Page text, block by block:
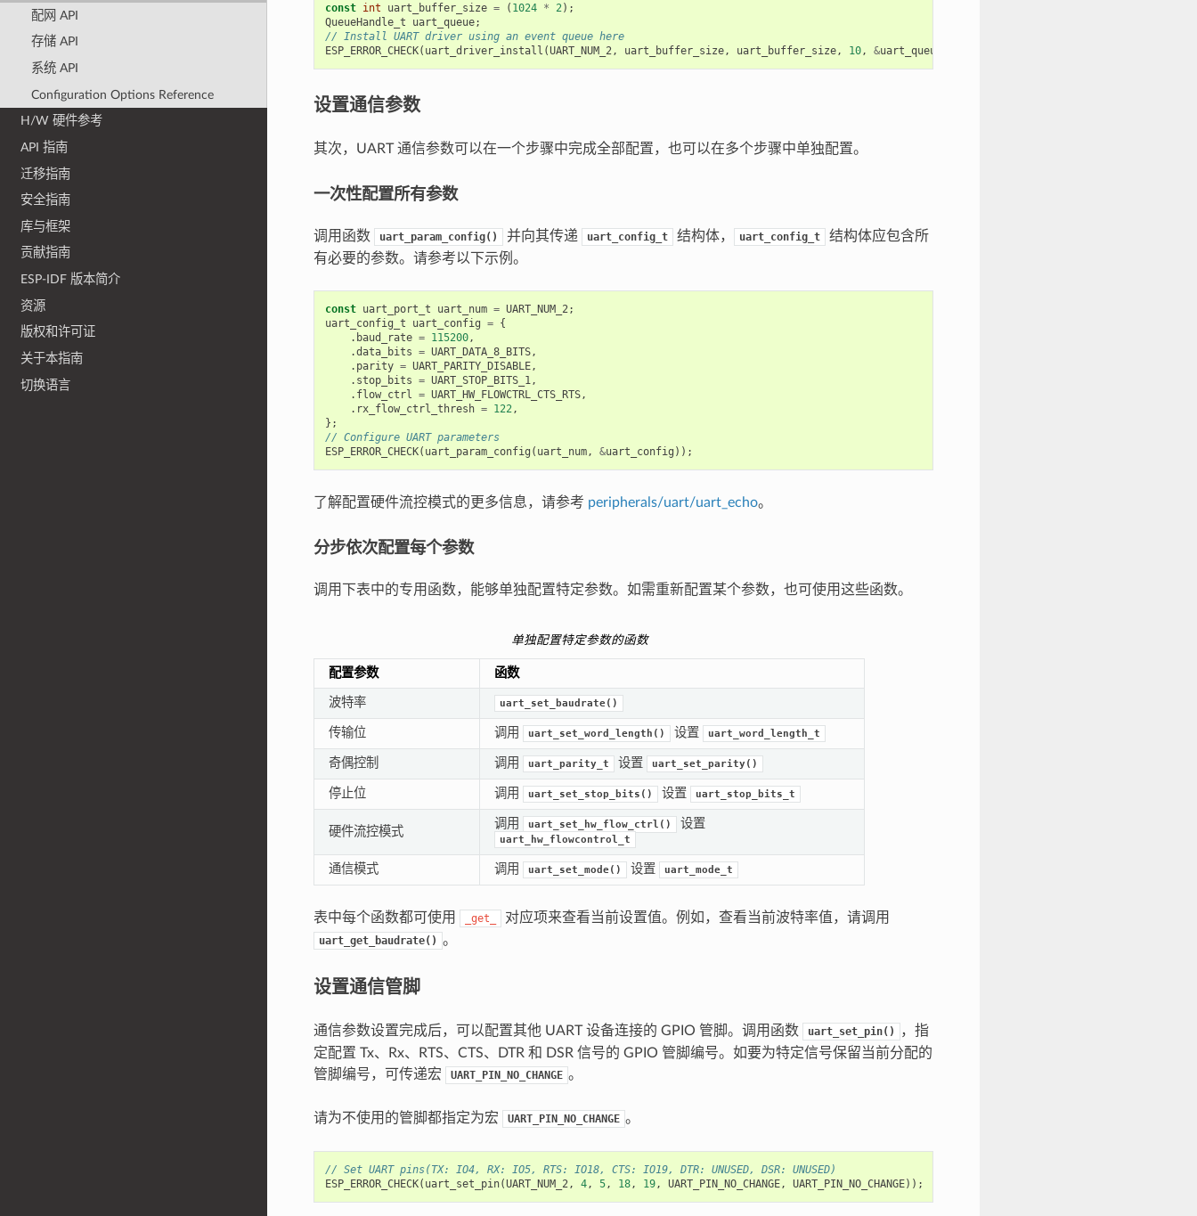
配网 API
存储 API
系统 API
Configuration Options Reference
H/W 硬件参考
API 指南
迁移指南
安全指南
库与框架
贡献指南
ESP-IDF 版本简介
资源
版权和许可证
关于本指南
切换语言
const int uart_buffer_size = ( 1024 * 2);
QueueHandle_t
uart_queue;
// Install UART driver using an event queue here
ESP_ERROR_CHECK( uart_driver_install (UART_NUM_2, uart_buffer_size, uart_buffer_size, 10, &uart_queue
设置通信参数
其次，UART 通信参数可以在一个步骤中完成全部配置，也可以在多个步骤中单独配置。
一次性配置所有参数
调用函数 uart_param_config() 并向其传递 uart_config_t 结构体， uart_config_t
结构体应包含所
有必要的参数。请参考以下示例。
const uart_port_t uart_num = UART_NUM_2;
uart_config_t
uart_config = {
. baud_rate = 115200,
.data_bits = UART_DATA_8_BITS,
. parity = UART_PARITY_DISABLE,
. stop_bits = UART_STOP_BITS_1,
. flow_ctrl = UART_HW_FLOWCTRL_CTS_RTS,
. rx_flow_ctrl_thresh = 122,
};
// Configure UART parameters
ESP_ERROR_CHECK( uart_param_config ( uart_num, &uart_config ));
了解配置硬件流控模式的更多信息，请参考 peripherals/uart/uart_echo。
分步依次配置每个参数
调用下表中的专用函数，能够单独配置特定参数。如需重新配置某个参数，也可使用这些函数。
单独配置特定参数的函数
配置参数 函数
波特率 uart_set_baudrate()
传输位 调用 uart_set_word_length() 设置 uart_word_length_t
奇偶控制 调用 uart_parity_t 设置 uart_set_parity()
停止位 调用 uart_set_stop_bits() 设置 uart_stop_bits_t
硬件流控模式
调用 uart_set_hw_flow_ctrl() 设置
uart_hw_flowcontrol_t
通信模式 调用 uart_set_mode() 设置 uart_mode_t
表中每个函数都可使用 _get_ 对应项来查看当前设置值。例如，查看当前波特率值，请调用
uart_get_baudrate() 。
设置通信管脚
通信参数设置完成后，可以配置其他 UART 设备连接的 GPIO 管脚。调用函数 uart_set_pin()
，指
定配置 Tx、Rx、RTS、CTS、DTR 和 DSR 信号的 GPIO 管脚编号。如要为特定信号保留当前分配的
管脚编号，可传递宏
UART_PIN_NO_CHANGE 。
请为不使用的管脚都指定为宏 UART_PIN_NO_CHANGE 。
// Set UART pins(TX: IO4, RX: IO5, RTS: IO18, CTS: IO19, DTR: UNUSED, DSR: UNUSED)
ESP_ERROR_CHECK( uart_set_pin(UART_NUM_2, 4, 5, 18, 19, UART_PIN_NO_CHANGE, UART_PIN_NO_CHANGE));